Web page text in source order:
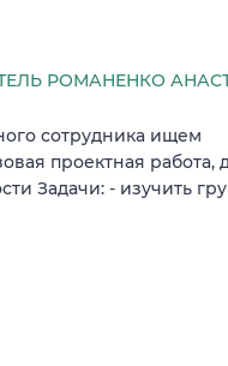
РОМАНЕНКО
сотрудника ищем
проектная работа,
Задачи: - изучить